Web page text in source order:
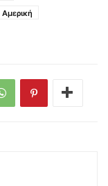
Αμερική